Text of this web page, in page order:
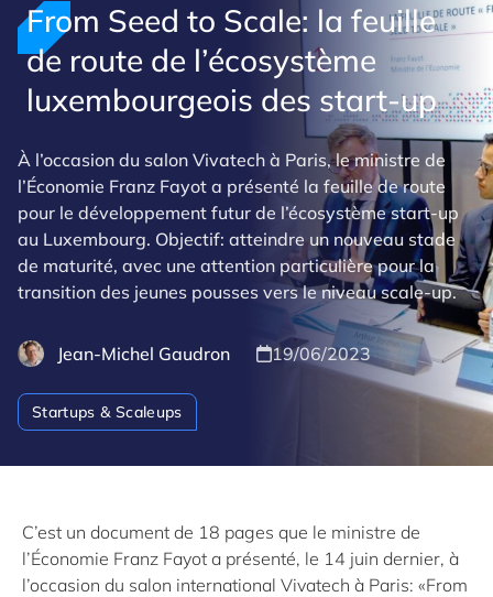
From Seed to Scale: la feuille
de route de l’écosystème
luxembourgeois des start-up
À l’occasion du salon Vivatech à Paris, le ministre de
l’Économie Franz Fayot a présenté la feuille de route
pour le développement futur de l’écosystème start-up
au Luxembourg. Objectif: atteindre un nouveau stade
de maturité, avec une attention particulière pour la
transition des jeunes pousses vers le niveau scale-up.
Jean-Michel Gaudron 19/06/2023
Startups & Scaleups
C’est un document de 18 pages que le ministre de
l’Économie Franz Fayot a présenté, le 14 juin dernier, à
l’occasion du salon international Vivatech à Paris: «From